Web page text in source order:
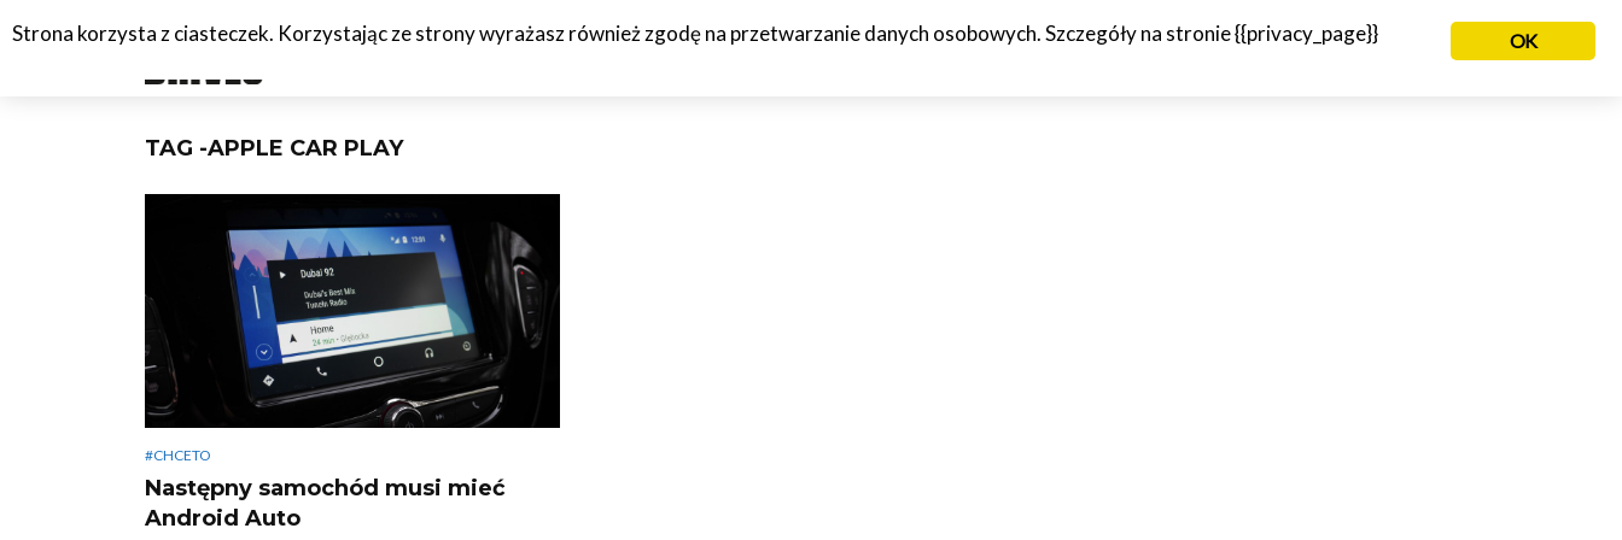
CZTERY KÓŁKA JAZDA PRÓBNA WTF! O MNIE
TAG -APPLE CAR PLAY
#CHCETO
Następny samochód musi mieć
Android Auto
OK
Strona korzysta z ciasteczek. Korzystając ze strony wyrażasz również zgodę na przetwarzanie danych osobowych. Szczegóły na stronie {{privacy_page}}